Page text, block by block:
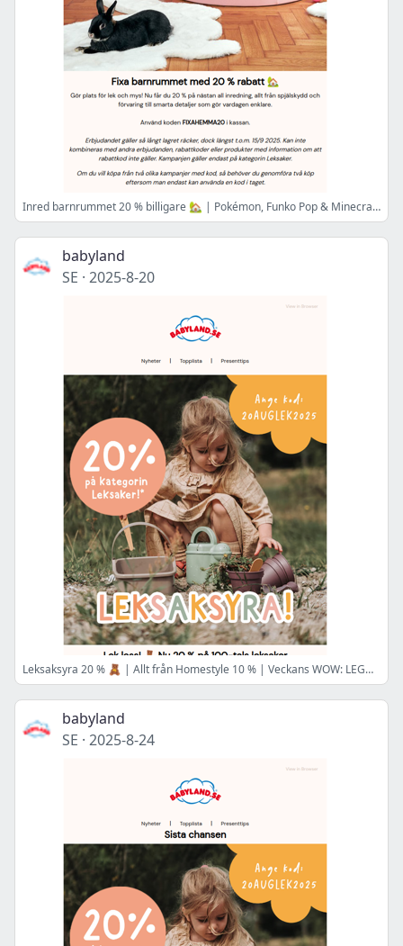
Inred barnrummet 20 % billigare 🏡 | Pokémon, Funko Pop & Minecraft ✨ | Veckans WOW: Skötväska 👜
babyland
SE · 2025-8-20
Leksaksyra 20 % 🧸 | Allt från Homestyle 10 % | Veckans WOW: LEGO Star Wars 🚀
babyland
SE · 2025-8-24